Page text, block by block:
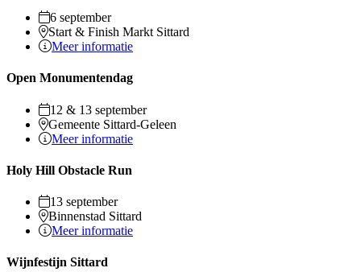
6 september
Start & Finish Markt Sittard
Meer informatie
Open Monumentendag
12 & 13 september
Gemeente Sittard-Geleen
Meer informatie
Holy Hill Obstacle Run
13 september
Binnenstad Sittard
Meer informatie
Wijnfestijn Sittard